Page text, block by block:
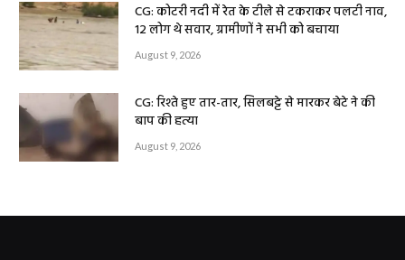
CG: कोटरी नदी में रेत के टीले से टकराकर पलटी नाव,
12 लोग थे सवार, ग्रामीणों ने सभी को बचाया
August 9, 2026
CG: रिश्ते हुए तार-तार, सिलबट्टे से मारकर बेटे ने की
बाप की हत्या
August 9, 2026